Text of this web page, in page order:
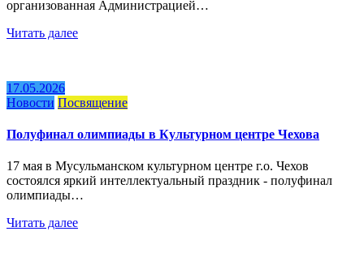
организованная Администрацией…
Читать далее
17.05.2026
Новости Посвящение
Полуфинал олимпиады в Культурном центре Чехова
17 мая в Мусульманском культурном центре г.о. Чехов
состоялся яркий интеллектуальный праздник - полуфинал
олимпиады…
Читать далее